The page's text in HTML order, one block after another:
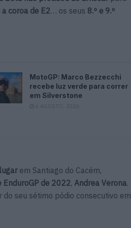
coroa de E2… os seus 8.º e 9.º
MotoGP: Marco Bezzecchi
recebe luz verde para correr
em Silverstone
6 AGOSTO, 2026
em Santiago do Cacém,
EnduroGP de 2022, Andrea Verona.
do seu sétimo pódio consecutivo em